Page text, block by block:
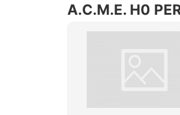
A.C.M.E. H0